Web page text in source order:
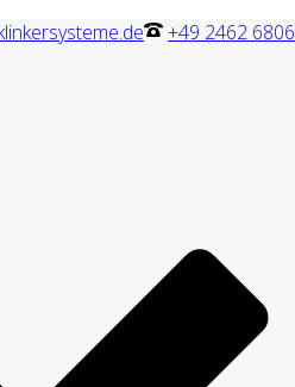
+49 2462 6806